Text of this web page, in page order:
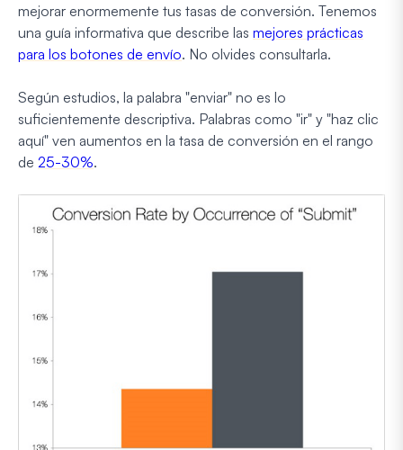
mejorar enormemente tus tasas de conversión. Tenemos
una guía informativa que describe las mejores prácticas
para los botones de envío. No olvides consultarla.
Según estudios, la palabra "enviar" no es lo
suficientemente descriptiva. Palabras como "ir" y "haz clic
aquí" ven aumentos en la tasa de conversión en el rango
de 25-30%.